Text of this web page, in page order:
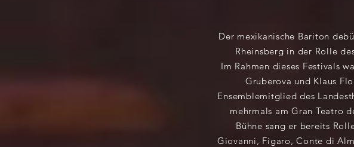
Der mexikanische Bariton
Rheinsberg in der Rolle
Im Rahmen dieses Festivals
Gruberova und Klaus
Ensemblemitglied des
mehrmals am Gran Teatro
Bühne sang er bereits
Giovanni, Figaro, Conte di